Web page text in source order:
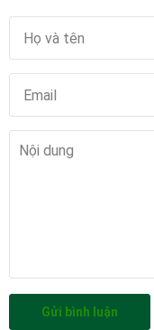
Gửi bình luận